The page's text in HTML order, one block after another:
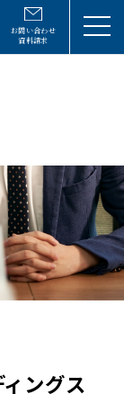
お問い合わせ
資料請求
ングス